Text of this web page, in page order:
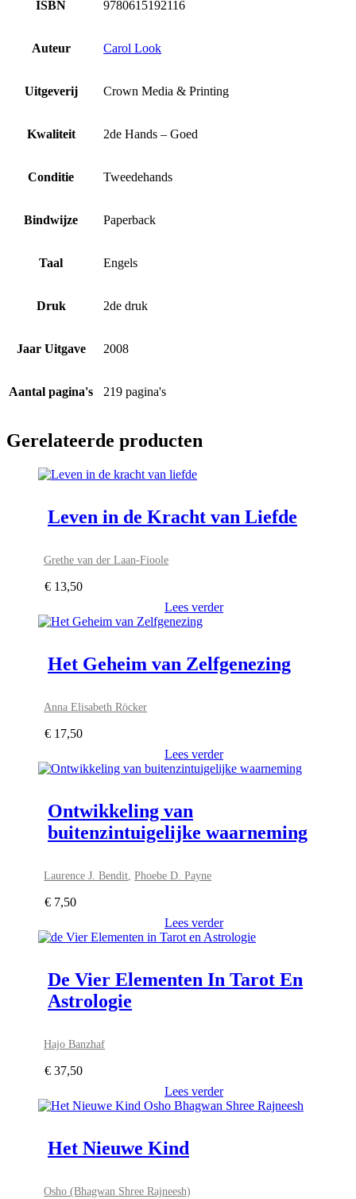
ISBN 9780615192116
Auteur Carol Look
Uitgeverij Crown Media & Printing
Kwaliteit 2de Hands – Goed
Conditie Tweedehands
Bindwijze Paperback
Taal Engels
Druk 2de druk
Jaar Uitgave 2008
Aantal pagina's 219 pagina's
Gerelateerde producten
Leven in de Kracht van Liefde
Grethe van der Laan-Fioole
€ 13,50
Lees verder
Het Geheim van Zelfgenezing
Anna Elisabeth Röcker
€ 17,50
Lees verder
Ontwikkeling van
buitenzintuigelijke waarneming
Laurence J. Bendit,Phoebe D. Payne
€ 7,50
Lees verder
De Vier Elementen In Tarot En
Astrologie
Hajo Banzhaf
€ 37,50
Lees verder
Het Nieuwe Kind
Osho (Bhagwan Shree Rajneesh)